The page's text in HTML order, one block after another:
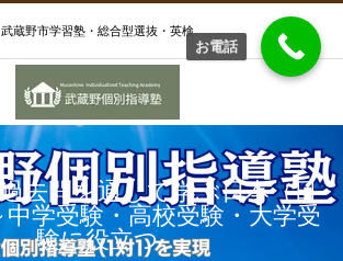
武蔵野市学習塾・総合型選抜・英検
去問を通して学ぶ日本（日
中学受験・高校受験・大学受
験に役立つ
お電話